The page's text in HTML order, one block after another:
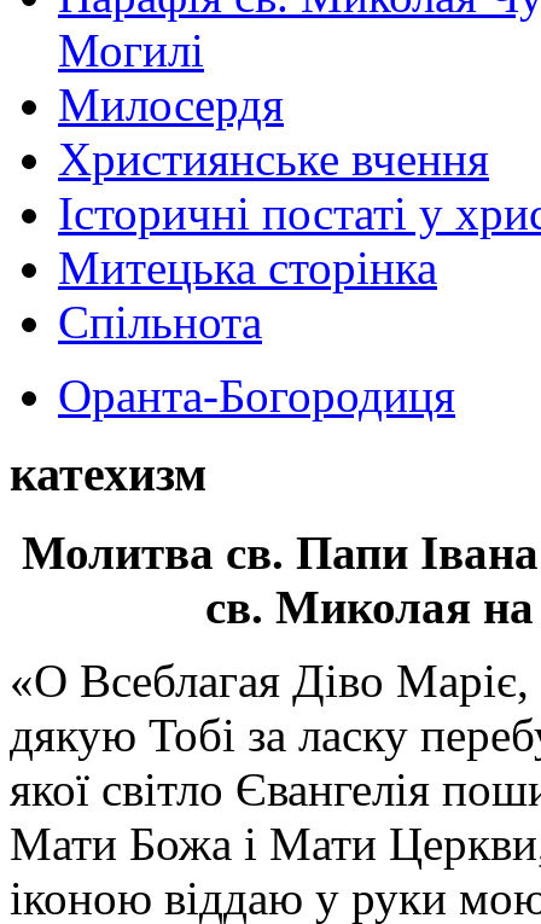
Могилі
Милосердя
Християнське вчення
Історичні постаті у
Митецька сторінка
Спільнота
Оранта-Богородиця
катехизм
Молитва св. Папи
св. Миколая на
«О Всеблагая Діво
дякую Тобі за ласку
якої світло Євангелія
Мати Божа і Мати
іконою віддаю у руки